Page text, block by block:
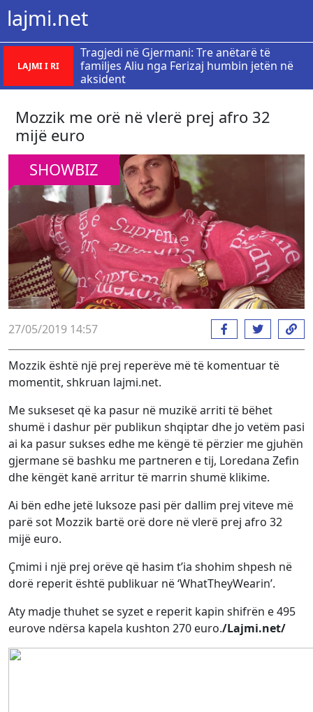
lajmi.net
LAJMI I RI
Tragjedi në Gjermani: Tre anëtarë të
familjes Aliu nga Ferizaj humbin jetën në
aksident
Mozzik me orë në vlerë prej afro 32
mijë euro
SHOWBIZ
27/05/2019 14:57
Mozzik është një prej reperëve më të komentuar të
momentit, shkruan lajmi.net.
Me sukseset që ka pasur në muzikë arriti të bëhet
shumë i dashur për publikun shqiptar dhe jo vetëm pasi
ai ka pasur sukses edhe me këngë të përzier me gjuhën
gjermane së bashku me partneren e tij, Loredana Zefin
dhe këngët kanë arritur të marrin shumë klikime.
Ai bën edhe jetë luksoze pasi për dallim prej viteve më
parë sot Mozzik bartë orë dore në vlerë prej afro 32
mijë euro.
Çmimi i një prej orëve që hasim t’ia shohim shpesh në
dorë reperit është publikuar në ‘WhatTheyWearin’.
Aty madje thuhet se syzet e reperit kapin shifrën e 495
eurove ndërsa kapela kushton 270 euro./Lajmi.net/